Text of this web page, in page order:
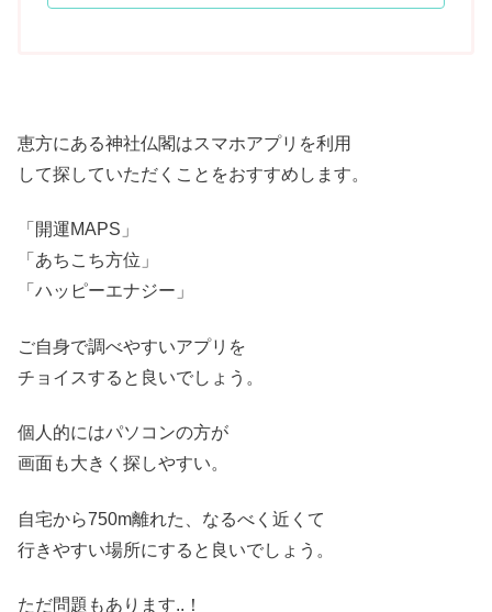
恵方にある神社仏閣はスマホアプリを利用
して探していただくことをおすすめします。
「 開運MAPS」
「 あちこち方位」
「ハッピーエナジー」
ご自身で調べやすいアプリを
チョイスすると良いでしょう。
個人的にはパソコンの方が
画面も大きく探しやすい。
自宅から750m離れた
なるべく近くて
行きやすい場所にすると良いでしょう。
ただ問題もあります..！